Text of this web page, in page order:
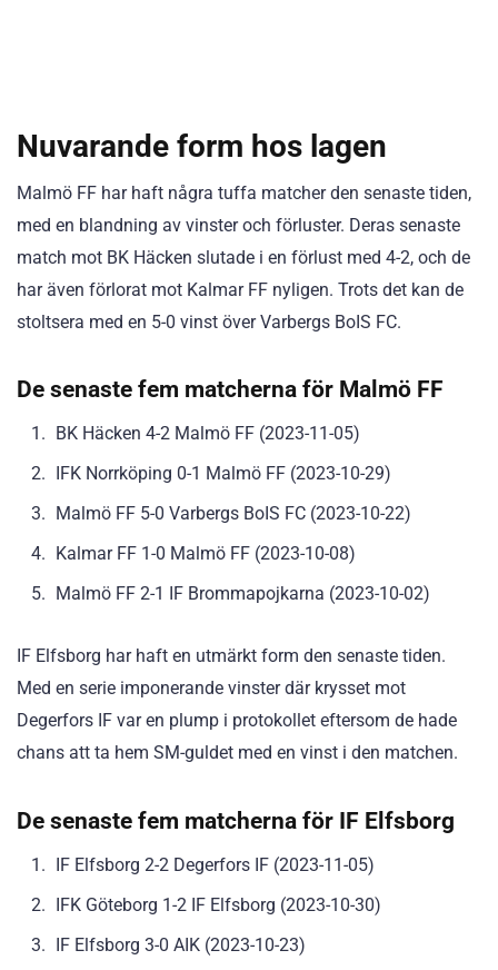
Nuvarande form hos lagen
Malmö FF har haft några tuffa matcher den senaste tiden,
med en blandning av vinster och förluster. Deras senaste
match mot BK Häcken slutade i en förlust med 4-2, och de
har även förlorat mot Kalmar FF nyligen. Trots det kan de
stoltsera med en 5-0 vinst över Varbergs BoIS FC.
De senaste fem matcherna för Malmö FF
BK Häcken 4-2 Malmö FF (2023-11-05)
IFK Norrköping 0-1 Malmö FF (2023-10-29)
Malmö FF 5-0 Varbergs BoIS FC (2023-10-22)
Kalmar FF 1-0 Malmö FF (2023-10-08)
Malmö FF 2-1 IF Brommapojkarna (2023-10-02)
IF Elfsborg har haft en utmärkt form den senaste tiden.
Med en serie imponerande vinster där krysset mot
Degerfors IF var en plump i protokollet eftersom de hade
chans att ta hem SM-guldet med en vinst i den matchen.
De senaste fem matcherna för IF Elfsborg
IF Elfsborg 2-2 Degerfors IF (2023-11-05)
IFK Göteborg 1-2 IF Elfsborg (2023-10-30)
IF Elfsborg 3-0 AIK (2023-10-23)